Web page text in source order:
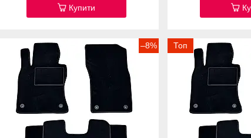
Купити
–8% Топ